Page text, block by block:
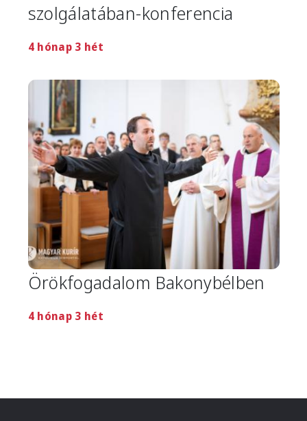
szolgálatában-konferencia
4 hónap 3 hét
Image
Örökfogadalom Bakonybélben
4 hónap 3 hét